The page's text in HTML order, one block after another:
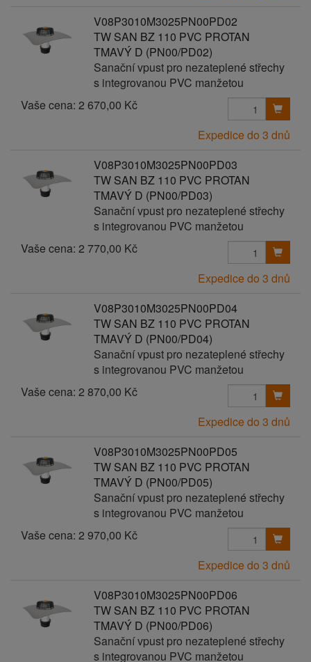
V08P3010M3025PN00PD02
TW SAN BZ 110 PVC PROTAN
TMAVÝ D (PN00/PD02)
Sanační vpust pro nezateplené střechy
s integrovanou PVC manžetou
Vaše cena: 2 670,00 Kč
Expedice do 3 dnů
V08P3010M3025PN00PD03
TW SAN BZ 110 PVC PROTAN
TMAVÝ D (PN00/PD03)
Sanační vpust pro nezateplené střechy
s integrovanou PVC manžetou
Vaše cena: 2 770,00 Kč
Expedice do 3 dnů
V08P3010M3025PN00PD04
TW SAN BZ 110 PVC PROTAN
TMAVÝ D (PN00/PD04)
Sanační vpust pro nezateplené střechy
s integrovanou PVC manžetou
Vaše cena: 2 870,00 Kč
Expedice do 3 dnů
V08P3010M3025PN00PD05
TW SAN BZ 110 PVC PROTAN
TMAVÝ D (PN00/PD05)
Sanační vpust pro nezateplené střechy
s integrovanou PVC manžetou
Vaše cena: 2 970,00 Kč
Expedice do 3 dnů
V08P3010M3025PN00PD06
TW SAN BZ 110 PVC PROTAN
TMAVÝ D (PN00/PD06)
Sanační vpust pro nezateplené střechy
s integrovanou PVC manžetou